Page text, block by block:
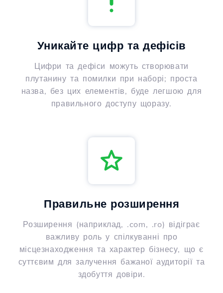
Уникайте цифр та дефісів
Цифри та дефіси можуть створювати
плутанину та помилки при наборі; проста
назва, без цих елементів, буде легшою для
правильного доступу щоразу.
Правильне розширення
Розширення (наприклад, .com, .ro) відіграє
важливу роль у спілкуванні про
місцезнаходження та характер бізнесу, що є
суттєвим для залучення бажаної аудиторії та
здобуття довіри.